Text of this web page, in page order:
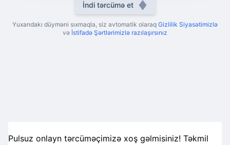
İndi tərcümə et
Yuxarıdakı düyməni sıxmaqla, siz avtomatik olaraq Gizlilik Siyasətimizlə
və İstifadə Şərtlərimizlə razılaşırsınız
Pulsuz onlayn tərcüməçimizə xoş gəlmisiniz! Təkmil